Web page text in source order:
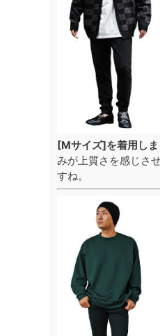
[Mサイズ]を着用し
みが上質さを感じさ
すね。